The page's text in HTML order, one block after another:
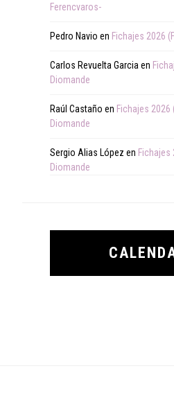
Ferencvaros-
Pedro Navio en Fichajes 2026
Carlos Revuelta Garcia en
Diomande
Raúl Castaño en Fichajes 2026
Diomande
Sergio Alias López en Fichajes
Diomande